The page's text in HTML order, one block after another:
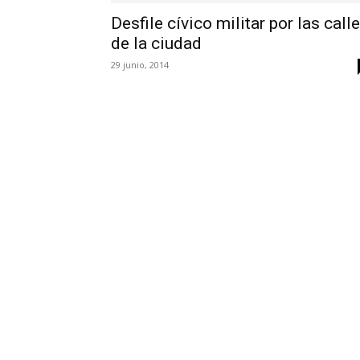
Desfile cívico militar por las
de la ciudad
29 junio, 2014